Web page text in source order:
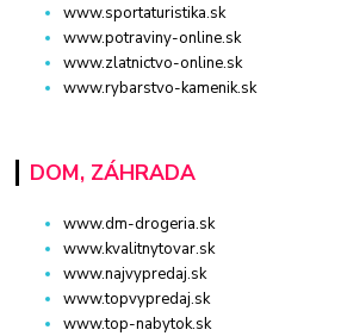
www.sportaturistika.sk
www.potraviny-online.sk
www.zlatnictvo-online.sk
www.rybarstvo-kamenik.sk
DOM, ZÁHRADA
www.dm-drogeria.sk
www.kvalitnytovar.sk
www.najvypredaj.sk
www.topvypredaj.sk
www.top-nabytok.sk